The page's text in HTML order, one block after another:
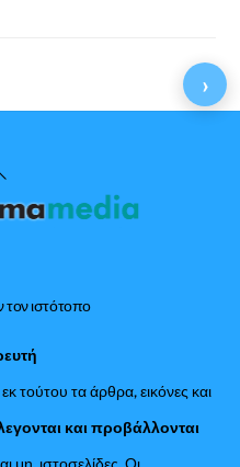
τον ιστότοπο
τούτου τα άρθρα, εικόνες και
και προβάλλονται
μη, ιστοσελίδες. Οι
›